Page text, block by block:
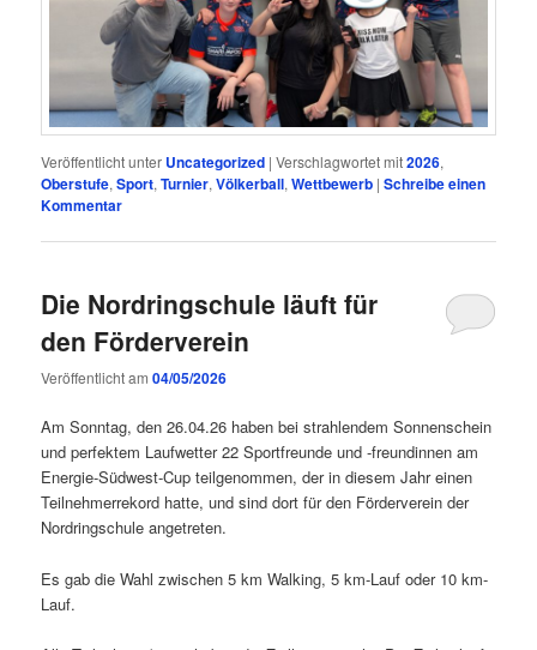
Veröffentlicht unter Uncategorized |Verschlagwortet mit2026,
Oberstufe,Sport,Turnier,Völkerball,Wettbewerb |Schreibe einen
Kommentar
Die Nordringschule läuft für
den Förderverein
Veröffentlicht am04/05/2026
Am Sonntag, den 26.04.26 haben bei strahlendem Sonnenschein
und perfektem Laufwetter 22 Sportfreunde und -freundinnen am
Energie-Südwest-Cup teilgenommen, der in diesem Jahr einen
Teilnehmerrekord hatte, und sind dort für den Förderverein der
Nordringschule angetreten.
Es gab die Wahl zwischen 5 km Walking, 5 km-Lauf oder 10 km-
Lauf.